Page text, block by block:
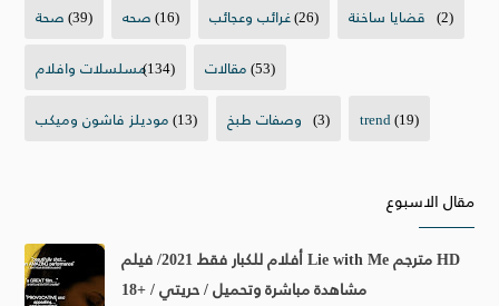
صحة(39) صحه(16) غرائب وعجائب(26) قضايا ساخنة (2)
مسلسلات وافلام(134) مقالات(53)
موديلز فاشون وميكب(13) وصفات طبخ (3) trend(19)
مقال الاسبوع
أفلام للكبار فقط 2021/ فيلم Lie with Me مترجم HD
مشاهدة مباشرة وتحميل / حريتي / +18